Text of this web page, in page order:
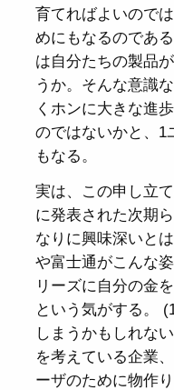
育てればよいので
めにもなるのであ
は自分たちの製品
うか。そんな意識
くホンに大きな進
のではないかと、1
もなる。
実は、この申し立
に発表された次期
なりに興味深いと
や富士通がこんな
リーズに自分の金
という気がする。
しまうかもしれな
を考えている企業
ーザのために物作